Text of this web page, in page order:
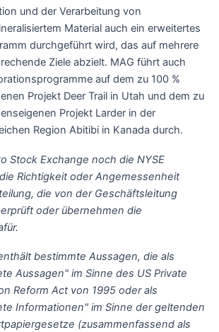
und der Verarbeitung von
Material auch ein erweitertes
durchgeführt wird, das auf mehrere
Ziele abzielt. MAG führt auch
auf dem zu 100 %
Projekt Deer Trail in Utah und dem zu
Projekt Larder in der
Region Abitibi in Kanada durch.
Stock Exchange noch die NYSE
Richtigkeit oder Angemessenheit
die von der Geschäftsleitung
oder übernehmen die
bestimmte Aussagen, die als
Aussagen" im Sinne des US Private
Reform Act von 1995 oder als
Informationen" im Sinne der geltenden
(zusammenfassend als